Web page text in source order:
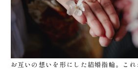
お互いの想いを形にした結婚指輪。こ